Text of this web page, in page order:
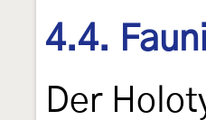
4.4.
Der